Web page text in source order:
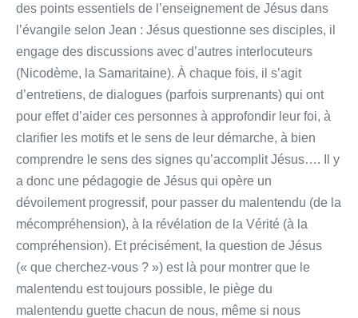
des points essentiels de l’enseignement de Jésus dans
l’évangile selon Jean : Jésus questionne ses disciples, il
engage des discussions avec d’autres interlocuteurs
(Nicodème, la Samaritaine). À chaque fois, il s’agit
d’entretiens, de dialogues (parfois surprenants) qui ont
pour effet d’aider ces personnes à approfondir leur foi, à
clarifier les motifs et le sens de leur démarche, à bien
comprendre le sens des signes qu’accomplit Jésus…. Il y
a donc une pédagogie de Jésus qui opère un
dévoilement progressif, pour passer du malentendu (de la
mécompréhension), à la révélation de la Vérité (à la
compréhension). Et précisément, la question de Jésus
(« que cherchez-vous ? ») est là pour montrer que le
malentendu est toujours possible, le piège du
malentendu guette chacun de nous, même si nous